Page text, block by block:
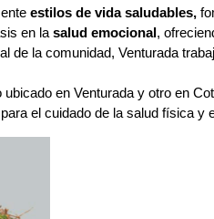
estilos de vida saludables,
en la salud emocional,
de la comunidad, Venturada
en Venturada y otro en
el cuidado de la salud física